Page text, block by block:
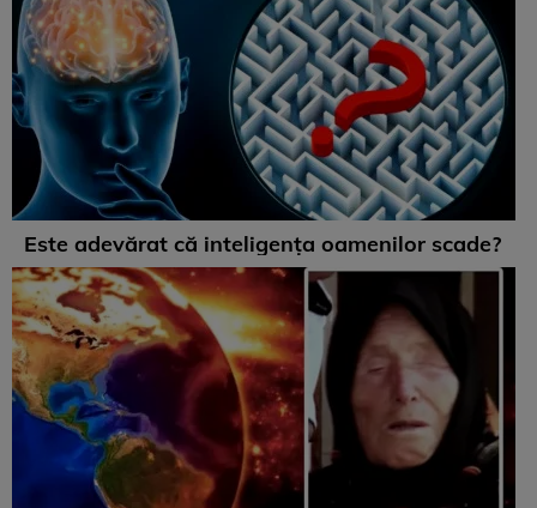
Este adevărat că inteligența oamenilor scade?